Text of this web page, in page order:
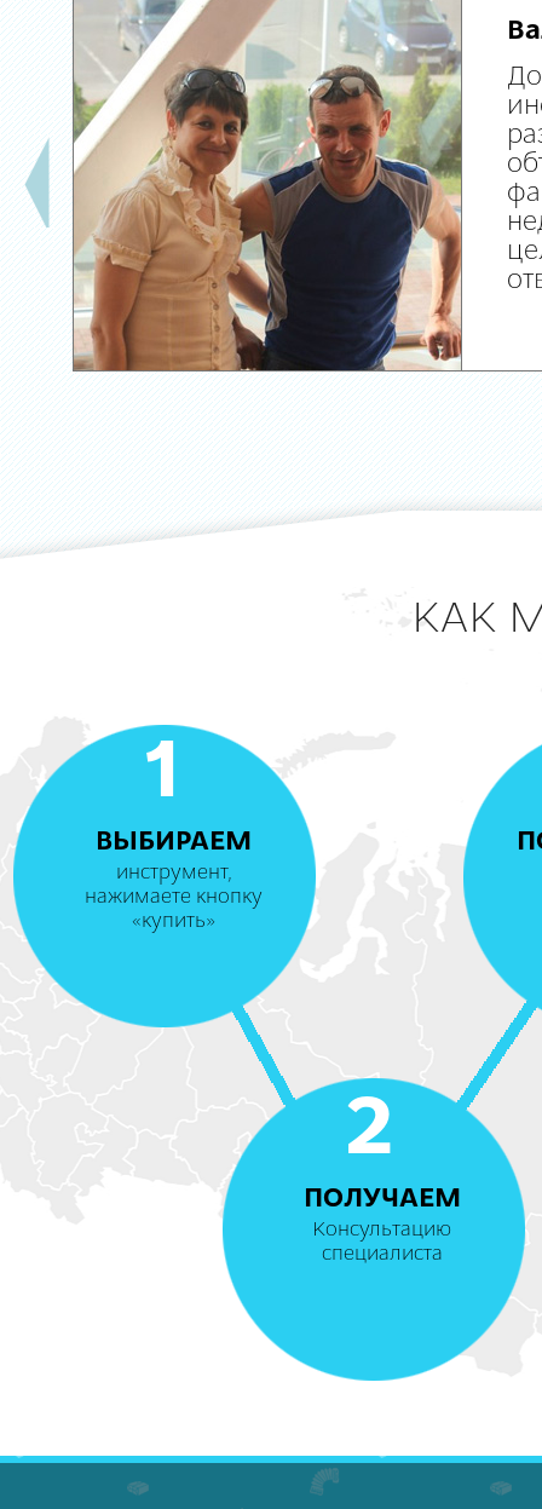
КАК
1
ВЫБИРАЕМ
инструмент,
нажимаете кнопку
«купить»
2
ПОЛУЧАЕМ
Консультацию
специалиста